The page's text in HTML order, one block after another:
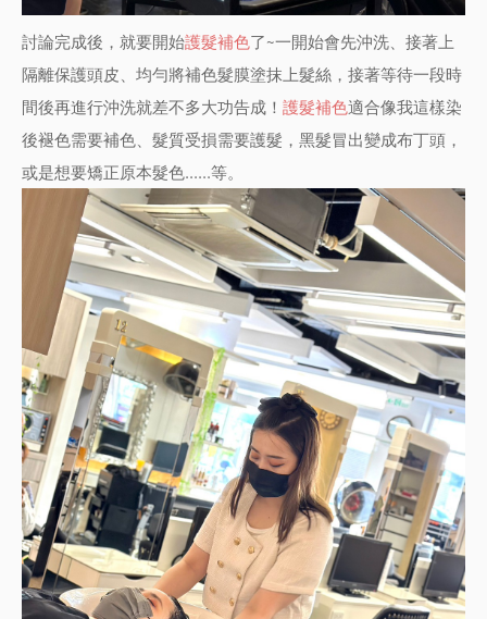
討論完成後，就要開始護髮補色了~一開始會先沖洗、接著上
隔離保護頭皮、均勻將補色髮膜塗抹上髮絲，接著等待一段時
間後再進行沖洗就差不多大功告成！ 護髮補色適合像我這樣染
後褪色需要補色、髮質受損需要護髮，黑髮冒出變成布丁頭，
或是想要矯正原本髮色......等。